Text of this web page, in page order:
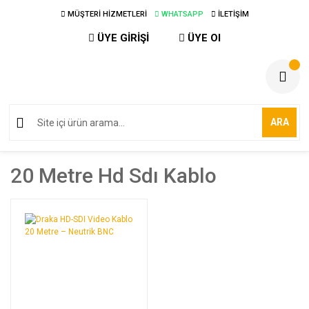
MÜŞTERİ HİZMETLERİ WHATSAPP İLETİŞİM
ÜYE GİRİŞİ ÜYE Ol
ARA
20 Metre Hd Sdı Kablo